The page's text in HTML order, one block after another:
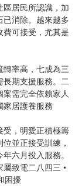
居民所認識，加
已消除。越來越多
費可接受，尤其是
率高，七成為三
期支援服務。二
需完全依賴家人
家居護養服務
受，明愛正積極籌
並正接受訓練，
六月投入服務。
致電二八四三 •
困擾